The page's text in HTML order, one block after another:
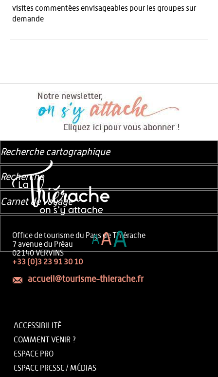
visites commentées envisageables pour les groupes sur
demande
Office de tourisme du Pays de Thiérache
7 avenue du Préau
02140 VERVINS
+33 (0)3 23 91 30 10
accueil@tourisme-thierache.fr
ACCESSIBILITÉ
COMMENT VENIR ?
ESPACE PRO
ESPACE PRESSE / MÉDIAS
Recherche cartographique
Recherche
Carnet de voyage
AAA